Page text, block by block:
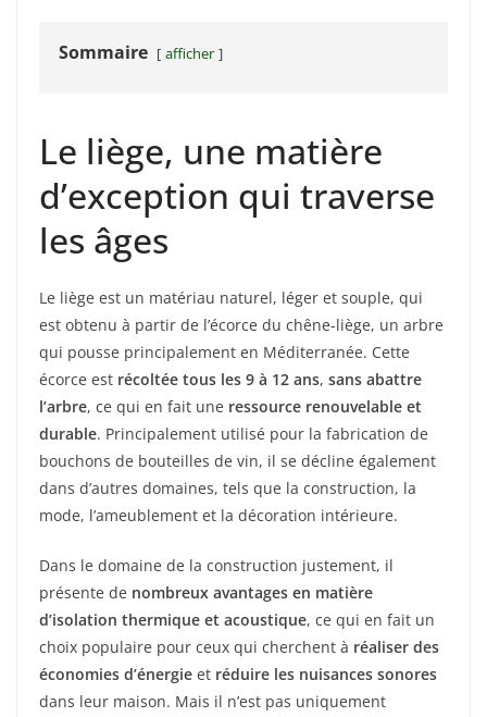
Sommaire afficher
Le liège, une matière
d’exception qui traverse
les âges
Le liège est un matériau naturel, léger et souple, qui
est obtenu à partir de l’écorce du chêne-liège, un arbre
qui pousse principalement en Méditerranée. Cette
écorce est récoltée tous les 9 à 12 ans, sans abattre
l’arbre, ce qui en fait une ressource renouvelable et
durable. Principalement utilisé pour la fabrication de
bouchons de bouteilles de vin, il se décline également
dans d’autres domaines, tels que la construction, la
mode, l’ameublement et la décoration intérieure.
Dans le domaine de la construction justement, il
présente de nombreux avantages en matière
d’isolation thermique et acoustique, ce qui en fait un
choix populaire pour ceux qui cherchent à réaliser des
économies d’énergie et réduire les nuisances sonores
dans leur maison. Mais il n’est pas uniquement